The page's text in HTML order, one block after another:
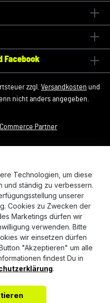
Facebook
zzgl. Versandkosten und
nicht anders angegeben.
Commerce Partner
Technologien, um diese
und ständig zu verbessern.
unserer
Cookies zu Zwecken der
Marketings dürfen wir
verwenden. Bitte
wir einsetzen dürfen
"Akzeptieren" um alle
findest Du in
.